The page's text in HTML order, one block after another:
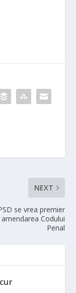
NEXT
se vrea premier
Codului
Penal